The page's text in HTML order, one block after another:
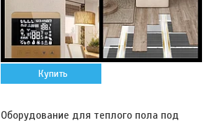
Купить
Оборудование для теплого пола под